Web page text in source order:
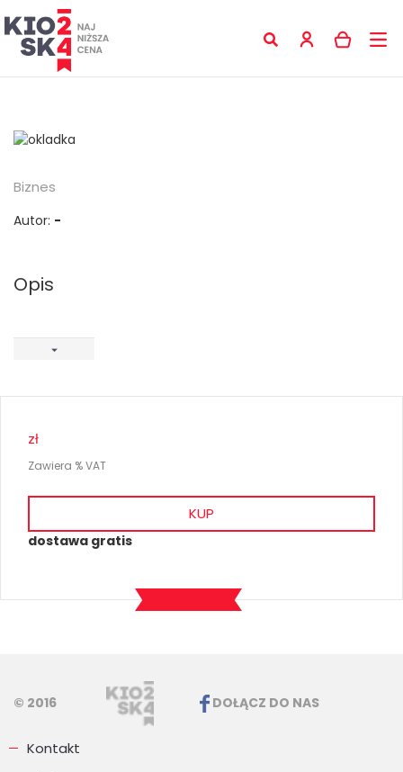
Biznes
Autor: -
Opis
zł
Zawiera % VAT
KUP
dostawa gratis
© 2016 DOŁĄCZ DO NAS
Kontakt